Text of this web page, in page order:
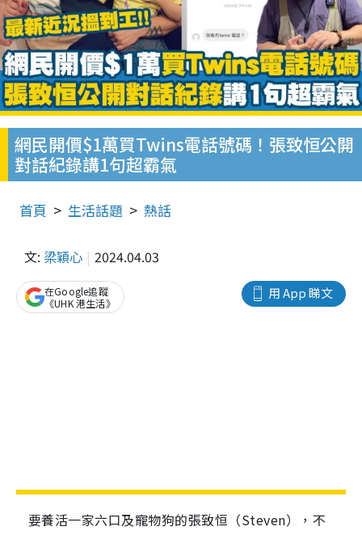
網民開價$1萬買Twins電話號碼！張致恒公開
對話紀錄講1句超霸氣
首頁 生活話題 熱話
文: 梁穎心 2024.04.03
用 App 睇文
在Google追蹤
《UHK 港生活》
要養活一家六口及寵物狗的張致恒（Steven），不